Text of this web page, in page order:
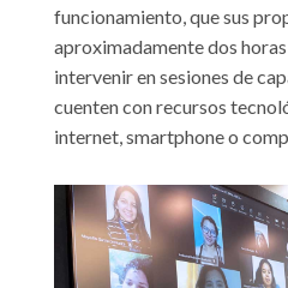
funcionamiento, que sus
aproximadamente dos
intervenir en sesiones de
cuenten con recursos
internet, smartphone o